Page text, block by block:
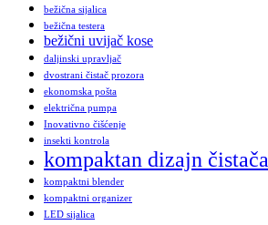
bežična sijalica
bežična testera
bežični uvijač kose
daljinski upravljač
dvostrani čistač prozora
ekonomska pošta
električna pumpa
Inovativno čišćenje
insekti kontrola
kompaktan dizajn čistača
kompaktni blender
kompaktni organizer
LED sijalica